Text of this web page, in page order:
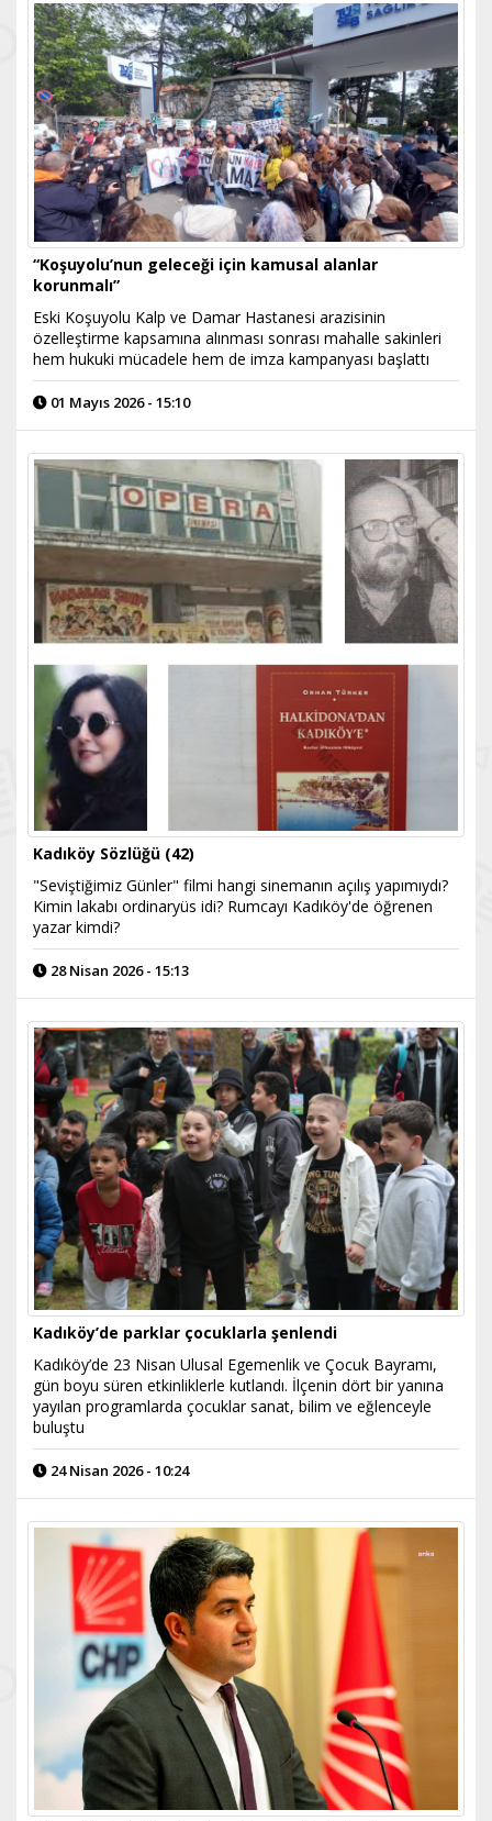
“Koşuyolu’nun geleceği için kamusal alanlar
korunmalı”
Eski Koşuyolu Kalp ve Damar Hastanesi arazisinin
özelleştirme kapsamına alınması sonrası mahalle sakinleri
hem hukuki mücadele hem de imza kampanyası başlattı
01 Mayıs 2026 - 15:10
Kadıköy Sözlüğü (42)
"Seviştiğimiz Günler" filmi hangi sinemanın açılış yapımıydı?
Kimin lakabı ordinaryüs idi? Rumcayı Kadıköy'de öğrenen
yazar kimdi?
28 Nisan 2026 - 15:13
Kadıköy’de parklar çocuklarla şenlendi
Kadıköy’de 23 Nisan Ulusal Egemenlik ve Çocuk Bayramı,
gün boyu süren etkinliklerle kutlandı. İlçenin dört bir yanına
yayılan programlarda çocuklar sanat, bilim ve eğlenceyle
buluştu
24 Nisan 2026 - 10:24